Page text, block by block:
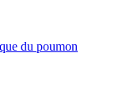
du poumon